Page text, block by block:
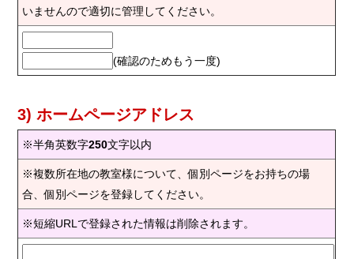
いませんので適切に管理してください。
(確認のためもう一度)
3) ホームページアドレス
※半角英数字250文字以内
※複数所在地の教室様について、個別ページをお持ちの場
合、個別ページを登録してください。
※短縮URLで登録された情報は削除されます。